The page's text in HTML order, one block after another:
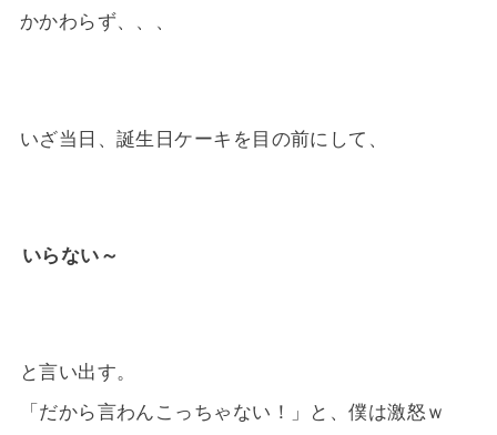
かかわらず、、、
いざ当日、誕生日ケーキを目の前にして、
いらない～
と言い出す。
「だから言わんこっちゃない！」と、僕は激怒ｗ